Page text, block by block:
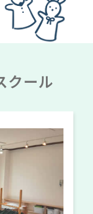
クール